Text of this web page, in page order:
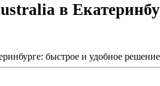
в
быстрое и удобное